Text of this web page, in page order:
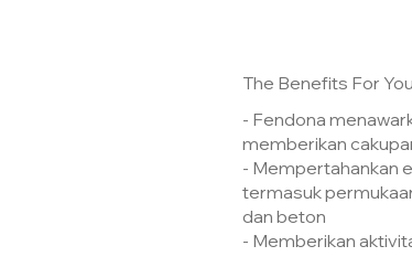
The Benefits For You
- Fendona
memberikan
- Mempertahankan
termasuk
dan beton
- Memberikan